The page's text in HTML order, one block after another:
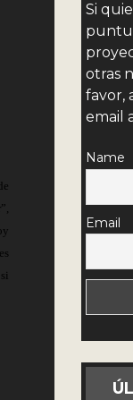
Si
otras
favor,
email
Name
Email